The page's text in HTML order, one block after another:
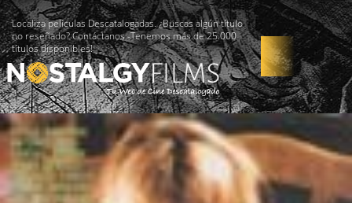
Localiza películas Descatalogadas. ¿Buscas algún título
no reseñado? Contáctanos -Tenemos más de 25.000
títulos disponibles!